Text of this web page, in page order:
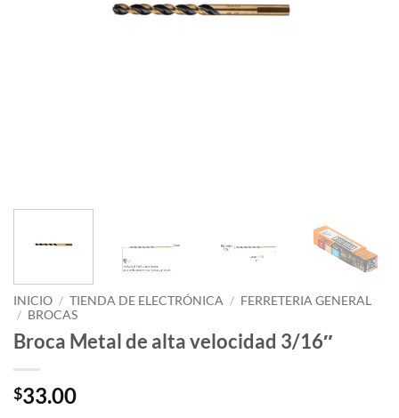
INICIO / TIENDA DE ELECTRÓNICA / FERRETERIA GENERAL
/ BROCAS
Broca Metal de alta velocidad 3/16″
$33.00